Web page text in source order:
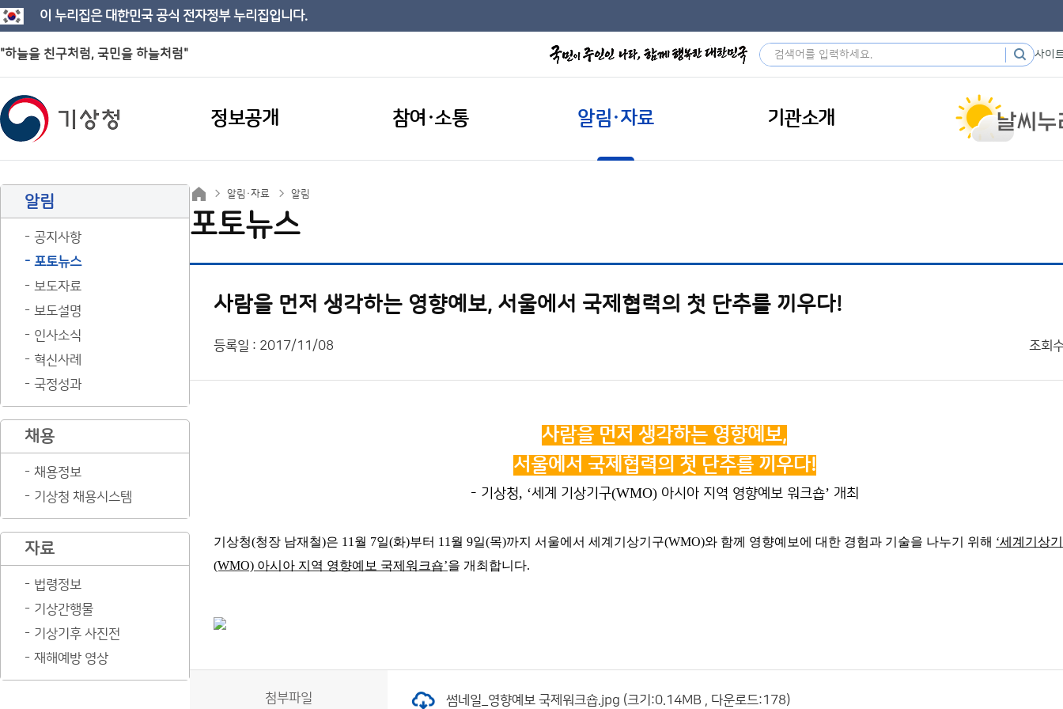
이 누리집은 대한민국 공식 전자정부 누리집입니다.
"하늘을 친구처럼, 국민을 하늘처럼" 사이
정보공개 참여·소통 알림·자료 기관소개
알림
공지사항
포토뉴스
보도자료
보도설명
인사소식
혁신사례
국정성과
채용
채용정보
기상청 채용시스템
자료
법령정보
기상간행물
기상기후 사진전
재해예방 영상
알림·자료 알림
포토뉴스
사람을 먼저 생각하는 영향예보, 서울에서 국제협력의 첫 단추를 끼우다!
등록일 : 2017/11/08 조회
사람을 먼저 생각하는 영향예보,
서울에서 국제협력의 첫 단추를 끼우다!
- 기상청, ‘세계 기상기구(WMO) 아시아 지역 영향예보 워크숍’ 개최
기상청(청장 남재철)은 11 월 7일(화)부터 11 월 9일(목)까지 서울에서 세계기상기구(WMO)와 함께 영향예보에 대한 경험과 기술을 나누기 위해 ‘세계기상
(WMO) 아시아 지역 영향예보 국제워크숍’을 개최합니다.
첨부파일 썸네일_영향예보 국제워크숍.jpg (크기:0.14MB , 다운로드:178)